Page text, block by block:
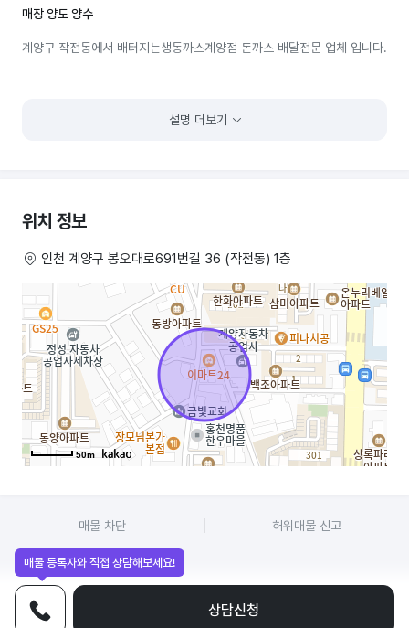
매장 양도 양수
계양구 작전동에서 배터지는생동까스계양점 돈까스 배달전문 업체 입니다.
설명 더보기
위치 정보
인천 계양구 봉오대로691번길 36 (작전동) 1층
50m
매물 차단 허위매물 신고
매물 등록자와 직접 상담해보세요!
전화상담 상담신청